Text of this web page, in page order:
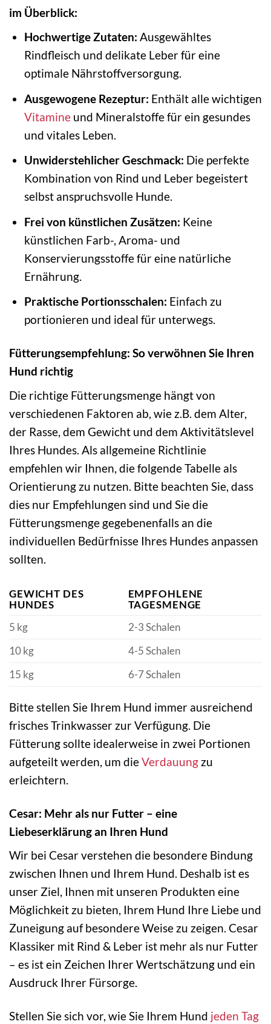
im Überblick:
Hochwertige Zutaten: Ausgewähltes
Rindfleisch und delikate Leber für eine
optimale Nährstoffversorgung.
Ausgewogene Rezeptur: Enthält alle wichtigen
Vitamineund Mineralstoffe für ein gesundes
und vitales Leben.
Unwiderstehlicher Geschmack: Die perfekte
Kombination von Rind und Leber begeistert
selbst anspruchsvolle Hunde.
Frei von künstlichen Zusätzen: Keine
künstlichen Farb-, Aroma- und
Konservierungsstoffe für eine natürliche
Ernährung.
Praktische Portionsschalen: Einfach zu
portionieren und ideal für unterwegs.
Fütterungsempfehlung: So verwöhnen Sie Ihren
Hund richtig
Die richtige Fütterungsmenge hängt von
verschiedenen Faktoren ab, wie z.B. dem Alter,
der Rasse, dem Gewicht und dem Aktivitätslevel
Ihres Hundes. Als allgemeine Richtlinie
empfehlen wir Ihnen, die folgende Tabelle als
Orientierung zu nutzen. Bitte beachten Sie, dass
dies nur Empfehlungen sind und Sie die
Fütterungsmenge gegebenenfalls an die
individuellen Bedürfnisse Ihres Hundes anpassen
sollten.
GEWICHT DES
HUNDES
EMPFOHLENE
TAGESMENGE
5 kg
2-3 Schalen
10 kg
4-5 Schalen
15 kg
6-7 Schalen
Bitte stellen Sie Ihrem Hund immer ausreichend
frisches Trinkwasser zur Verfügung. Die
Fütterung sollte idealerweise in zwei Portionen
aufgeteilt werden, um dieVerdauung zu
erleichtern.
Cesar: Mehr als nur Futter – eine
Liebeserklärung an Ihren Hund
Wir bei Cesar verstehen die besondere Bindung
zwischen Ihnen und Ihrem Hund. Deshalb ist es
unser Ziel, Ihnen mit unseren Produkten eine
Möglichkeit zu bieten, Ihrem Hund Ihre Liebe und
Zuneigung auf besondere Weise zu zeigen. Cesar
Klassiker mit Rind & Leber ist mehr als nur Futter
– es ist ein Zeichen Ihrer Wertschätzung und ein
Ausdruck Ihrer Fürsorge.
Stellen Sie sich vor, wie Sie Ihrem Hund jeden Tag